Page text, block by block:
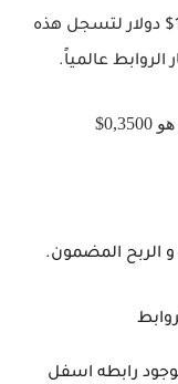
تصل معدلات الربح لكل 1000 زائر الى 10$ دولار لتسجل هذه
عالمياً.
و الربح المضمون.
رابطه اسفل